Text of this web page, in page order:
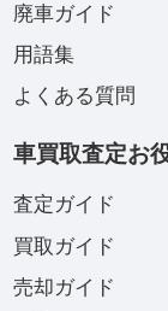
廃車ガイド
用語集
よくある質問
車買取査定お
査定ガイド
買取ガイド
売却ガイド